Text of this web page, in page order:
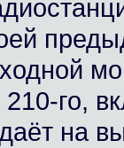
го,
на